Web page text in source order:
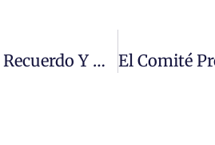
El PSOE De Salamanca Organiza Un Acto En Recuerdo Y Memoria Del Recientemente Fallecido Pepe Castro